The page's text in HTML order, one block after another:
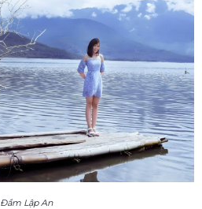
Đầm Lập An